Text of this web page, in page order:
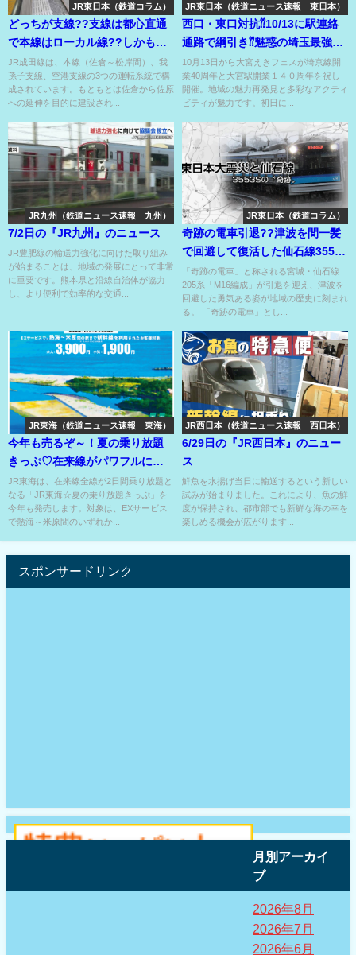
JR東日本（鉄道コラム）
どっちが支線??支線は都心直通
で本線はローカル線??しかも空
港アクセス線もアリ??
JR成田線は、本線（佐倉～松岸間）、我
孫子支線、空港支線の3つの運転系統で構
成されています。もともとは佐倉から佐原
への延伸を目的に建設され...
JR東日本（鉄道ニュース速報 東日本）
西口・東口対抗⁇10/13に駅連絡
通路で綱引き⁇魅惑の埼玉最強の
線開業40周年記念バッジ❤
10月13日から大宮えきフェスが埼京線開
業40周年と大宮駅開業１４０周年を祝し
開催。地域の魅力再発見と多彩なアクティ
ビティが魅力です。初日に...
JR九州（鉄道ニュース速報 九州）
7/2日の『JR九州』のニュース
JR豊肥線の輸送力強化に向けた取り組み
が始まることは、地域の発展にとって非常
に重要です。熊本県と沿線自治体が協力
し、より便利で効率的な交通...
JR東日本（鉄道コラム）
奇跡の電車引退??津波を間一髪
で回避して復活した仙石線3553S
205系のＭ16編成！
「奇跡の電車」と称される宮城・仙石線
205系「M16編成」が引退を迎え、津波を
回避した勇気ある姿が地域の歴史に刻まれ
る。 「奇跡の電車」とし...
JR東海（鉄道ニュース速報 東海）
今年も売るぞ～！夏の乗り放題
きっぷ♡在来線がパワフルに乗
れ特急も特急料金追加で乗車
OK⁉
JR東海は、在来線全線が2日間乗り放題と
なる「JR東海☆夏の乗り放題きっぷ」を
今年も発売します。対象は、EXサービス
で熱海～米原間のいずれか...
JR西日本（鉄道ニュース速報 西日本）
6/29日の『JR西日本』のニュー
ス
鮮魚を水揚げ当日に輸送するという新しい
試みが始まりました。これにより、魚の鮮
度が保持され、都市部でも新鮮な海の幸を
楽しめる機会が広がります...
スポンサードリンク
月別アーカイ
ブ
2026年8月
2026年7月
2026年6月